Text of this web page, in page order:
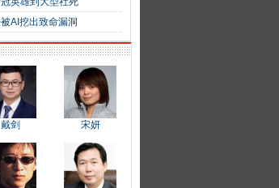
AI挖出致命漏洞
戴剑 宋妍